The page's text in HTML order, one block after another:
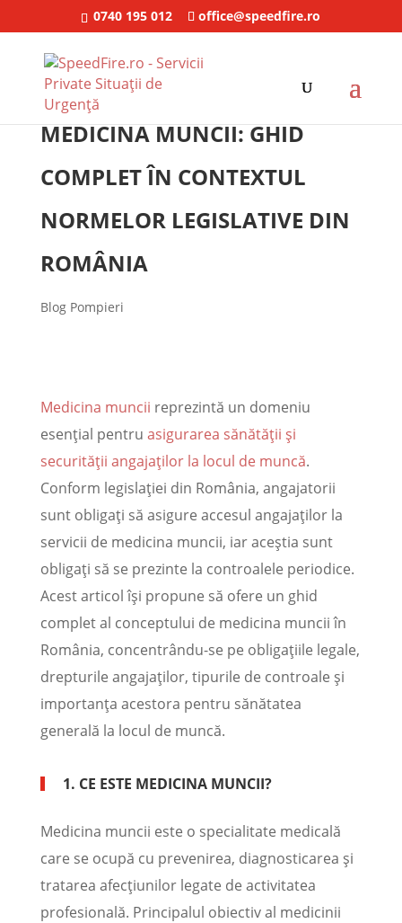
0740 195 012 office@speedfire.ro
MEDICINA MUNCII: GHID
COMPLET ÎN CONTEXTUL
NORMELOR LEGISLATIVE DIN
ROMÂNIA
Blog Pompieri
Medicina muncii reprezintă un domeniu
esențial pentru asigurarea sănătății și
securității angajaților la locul de muncă.
Conform legislației din România, angajatorii
sunt obligați să asigure accesul angajaților la
servicii de medicina muncii, iar aceștia sunt
obligați să se prezinte la controalele periodice.
Acest articol își propune să ofere un ghid
complet al conceptului de medicina muncii în
România, concentrându-se pe obligațiile legale,
drepturile angajaților, tipurile de controale și
importanța acestora pentru sănătatea
generală la locul de muncă.
1. CE ESTE MEDICINA MUNCII?
Medicina muncii este o specialitate medicală
care se ocupă cu prevenirea, diagnosticarea și
tratarea afecțiunilor legate de activitatea
profesională. Principalul obiectiv al medicinii